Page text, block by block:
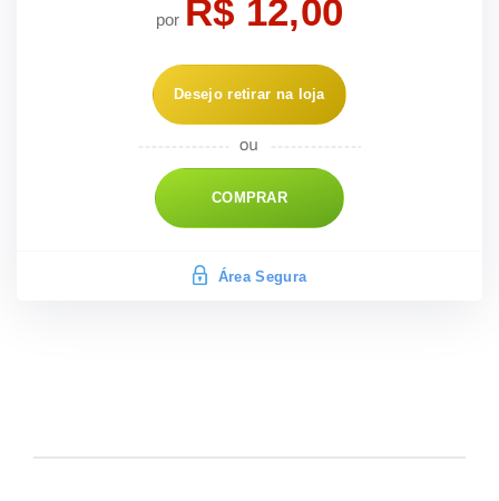
por R$ 12,00
Desejo retirar na loja
COMPRAR
Área Segura